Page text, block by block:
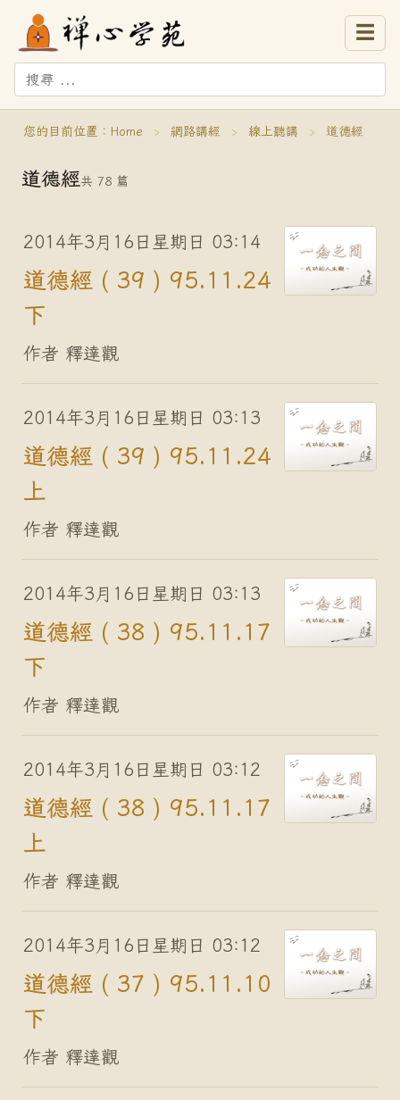
☰
您的目前位置： Home › 網路講經 › 線上聽講 › 道德經
道德經共 78 篇
2014年3月16日星期日 03:14
道德經 ( 39 ) 95.11.24
下
作者 釋達觀
2014年3月16日星期日 03:13
道德經 ( 39 ) 95.11.24
上
作者 釋達觀
2014年3月16日星期日 03:13
道德經 ( 38 ) 95.11.17
下
作者 釋達觀
2014年3月16日星期日 03:12
道德經 ( 38 ) 95.11.17
上
作者 釋達觀
2014年3月16日星期日 03:12
道德經 ( 37 ) 95.11.10
下
作者 釋達觀